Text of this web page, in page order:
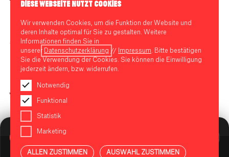
BIKINI BERLIN Assistent
DIESE WEBSEITE NUTZT COOKIES
Wir verwenden Cookies, um die Funktion der Website und
deren Inhalte optimal für Sie zu gestalten. Weitere
Informationen finden Sie in
unserer
Datenschutzerklärung // Impressum . Bitte bestätigen
Sie die Verwendung der Cookies. Sie können die Einwilligung
jederzeit ändern, bzw. widerrufen.
Notwendig
Funktional
Statistik
Marketing
ALLEN ZUSTIMMEN AUSWAHL ZUSTIMMEN
Shoppen, verpacken, schenken.
Bikini Berlin mit bester Auswahl und schönster Einpackstation.
Montag bis Samstag 10:00 bis 20:00
Verkaufsoffener Sonntag am 8. und 22.12. 13:00 bis 18:00
Heilig Abend 10:00 bis 14:00